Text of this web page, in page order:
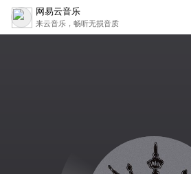
网易云音乐
来云音乐，畅听无损音质